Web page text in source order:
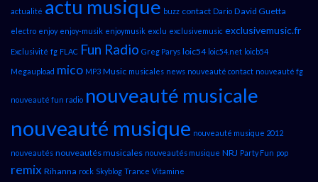
actualité actu musique buzz contact Dario David Guetta
electro enjoy enjoy-musik enjoymusik exclu exclusivemusic exclusivemusic.fr
Exclusivité fg FLAC Fun Radio Greg Parys loic54 loic54.net loicb54
Megaupload mico MP3 Music musicales news nouveauté contact nouveauté fg
nouveauté fun radio nouveauté musicale
nouveauté musique nouveauté musique 2012
nouveautés nouveautés musicales nouveautés musique NRJ Party Fun pop
remix Rihanna rock Skyblog Trance Vitamine